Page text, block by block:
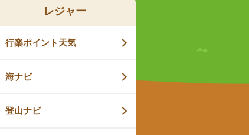
レジャー
行楽ポイント天気
海ナビ
登山ナビ